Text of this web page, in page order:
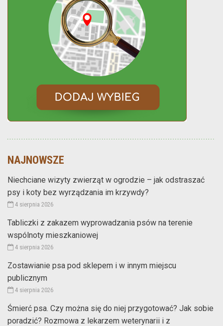
NAJNOWSZE
Niechciane wizyty zwierząt w ogrodzie – jak odstraszać
psy i koty bez wyrządzania im krzywdy?
4 sierpnia 2026
Tabliczki z zakazem wyprowadzania psów na terenie
wspólnoty mieszkaniowej
4 sierpnia 2026
Zostawianie psa pod sklepem i w innym miejscu
publicznym
4 sierpnia 2026
Śmierć psa. Czy można się do niej przygotować? Jak sobie
poradzić? Rozmowa z lekarzem weterynarii i z